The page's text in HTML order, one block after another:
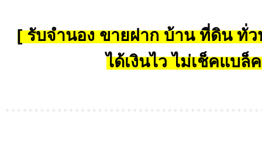
[ รับจำนอง ขายฝาก บ้าน ที่ดิน ทั่ว
ได้เงินไว ไม่เช็คแบล็